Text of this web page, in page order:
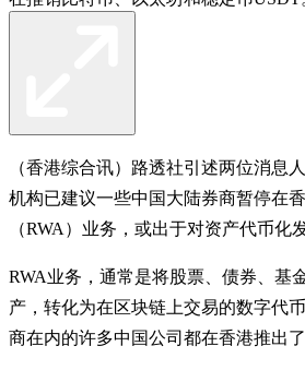
（香港综合讯）路透社引述两位消息
机构已建议一些中国大陆券商暂停在
（RWA）业务，或出于对资产代币化
RWA业务，通常是将股票、债券、基
产，转化为在区块链上交易的数字代
商在内的许多中国公司都在香港推出了